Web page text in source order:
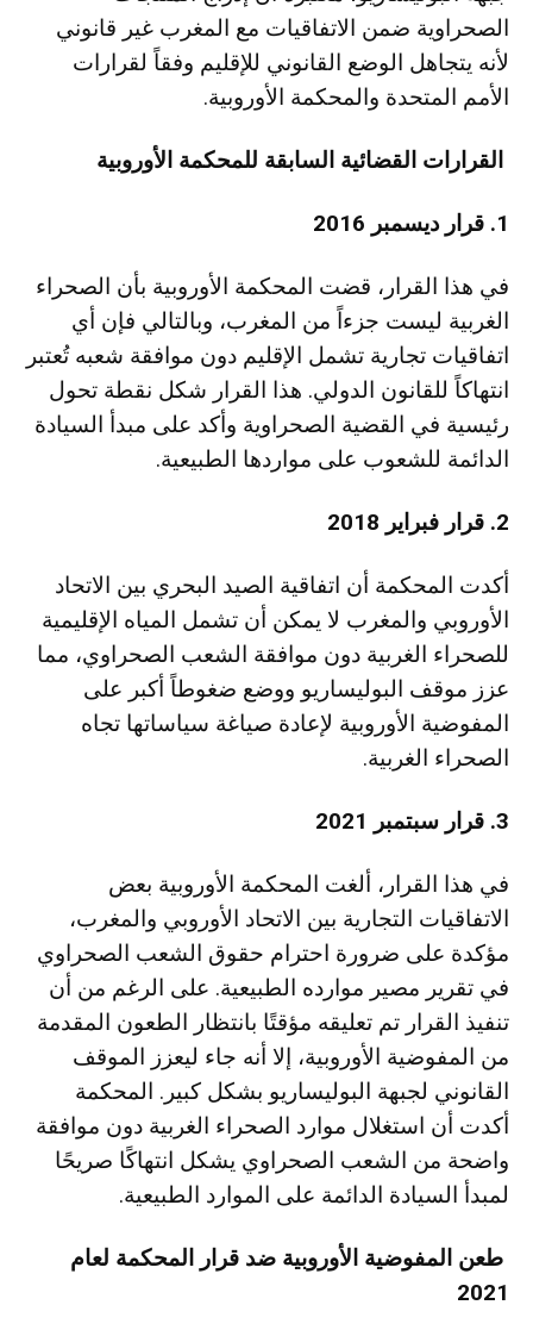
الصحراوية ضمن الاتفاقيات مع المغرب غير قانوني
لأنه يتجاهل الوضع القانوني للإقليم وفقاً لقرارات
الأمم المتحدة والمحكمة الأوروبية.
القرارات القضائية السابقة للمحكمة الأوروبية
1. قرار ديسمبر 2016
في هذا القرار، قضت المحكمة الأوروبية بأن الصحراء
الغربية ليست جزءاً من المغرب، وبالتالي فإن أي
اتفاقيات تجارية تشمل الإقليم دون موافقة شعبه تُعتبر
انتهاكاً للقانون الدولي. هذا القرار شكل نقطة تحول
رئيسية في القضية الصحراوية وأكد على مبدأ السيادة
الدائمة للشعوب على مواردها الطبيعية.
2. قرار فبراير 2018
أكدت المحكمة أن اتفاقية الصيد البحري بين الاتحاد
الأوروبي والمغرب لا يمكن أن تشمل المياه الإقليمية
للصحراء الغربية دون موافقة الشعب الصحراوي، مما
عزز موقف البوليساريو ووضع ضغوطاً أكبر على
المفوضية الأوروبية لإعادة صياغة سياساتها تجاه
الصحراء الغربية.
3. قرار سبتمبر 2021
في هذا القرار، ألغت المحكمة الأوروبية بعض
الاتفاقيات التجارية بين الاتحاد الأوروبي والمغرب،
مؤكدة على ضرورة احترام حقوق الشعب الصحراوي
في تقرير مصير موارده الطبيعية. على الرغم من أن
تنفيذ القرار تم تعليقه مؤقتًا بانتظار الطعون المقدمة
من المفوضية الأوروبية، إلا أنه جاء ليعزز الموقف
القانوني لجبهة البوليساريو بشكل كبير. المحكمة
أكدت أن استغلال موارد الصحراء الغربية دون موافقة
واضحة من الشعب الصحراوي يشكل انتهاكًا صريحًا
لمبدأ السيادة الدائمة على الموارد الطبيعية.
طعن المفوضية الأوروبية ضد قرار المحكمة لعام
2021